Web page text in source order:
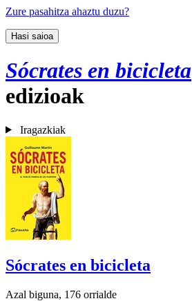
Zure pasahitza ahaztu duzu?
Hasi saioa
Sócrates en bicicleta
edizioak
Iragazkiak
Sócrates en bicicleta
Azal biguna, 176 orrialde